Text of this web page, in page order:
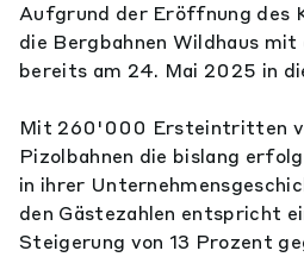
Aufgrund der Eröffnung des
die Bergbahnen Wildhaus
bereits am 24. Mai 2025 in
Mit 260'000 Ersteintritten
Pizolbahnen die bislang
in ihrer
den Gästezahlen entspricht
Steigerung von 13 Prozent